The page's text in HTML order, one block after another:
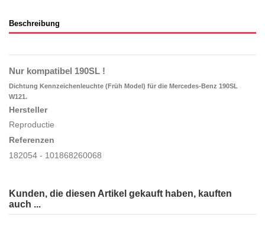
Beschreibung
Nur kompatibel 190SL !
Dichtung Kennzeichenleuchte (Früh Model) für die Mercedes-Benz 190SL
W121.
Hersteller
Reproductie
Referenzen
182054 - 101868260068
Kunden, die diesen Artikel gekauft haben, kauften
auch ...